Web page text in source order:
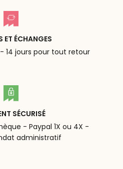
ET ÉCHANGES
14 jours pour tout retour
SÉCURISÉ
- Paypal 1X ou 4X -
administratif